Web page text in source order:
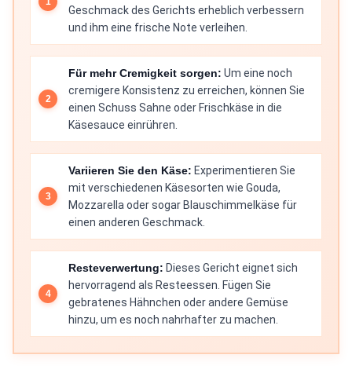
Geschmack des Gerichts erheblich verbessern
und ihm eine frische Note verleihen.
Für mehr Cremigkeit sorgen: Um eine noch
cremigere Konsistenz zu erreichen, können Sie
einen Schuss Sahne oder Frischkäse in die
Käsesauce einrühren.
Variieren Sie den Käse: Experimentieren Sie
mit verschiedenen Käsesorten wie Gouda,
Mozzarella oder sogar Blauschimmelkäse für
einen anderen Geschmack.
Resteverwertung: Dieses Gericht eignet sich
hervorragend als Resteessen. Fügen Sie
gebratenes Hähnchen oder andere Gemüse
hinzu, um es noch nahrhafter zu machen.